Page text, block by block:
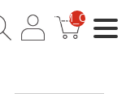
__ITM_CNT__